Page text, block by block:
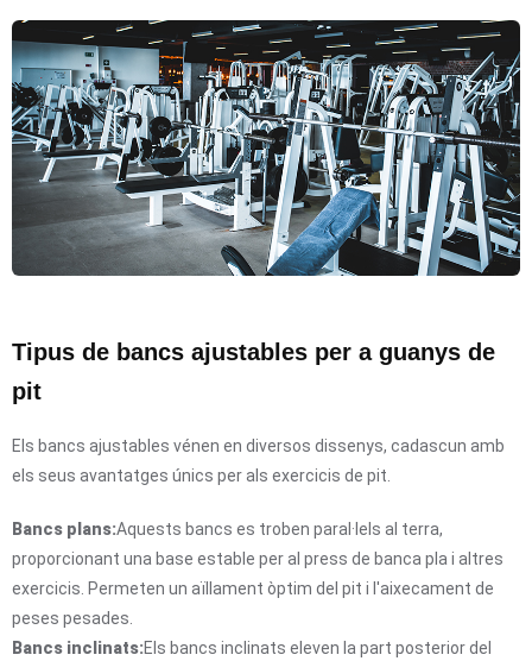
Tipus de bancs ajustables per a guanys de
pit
Els bancs ajustables vénen en diversos dissenys, cadascun amb
els seus avantatges únics per als exercicis de pit.
Bancs plans:Aquests bancs es troben paral·lels al terra,
proporcionant una base estable per al press de banca pla i altres
exercicis. Permeten un aïllament òptim del pit i l'aixecament de
peses pesades.
Bancs inclinats:Els bancs inclinats eleven la part posterior del